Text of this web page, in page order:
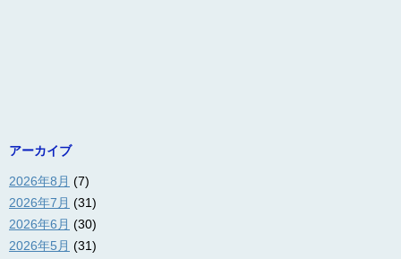
アーカイブ
2026年8月 (7)
2026年7月 (31)
2026年6月 (30)
2026年5月 (31)